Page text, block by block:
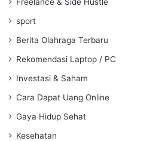
sport
Berita Olahraga Terbaru
Rekomendasi Laptop / PC
Investasi & Saham
Cara Dapat Uang Online
Gaya Hidup Sehat
Kesehatan